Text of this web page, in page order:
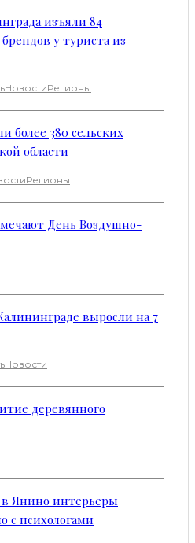
изъяли 84
у туриста из
НовостиРегионы
более 380 сельских
области
Регионы
День Воздушно-
выросли на 7
Новости
деревянного
в Янино интерьеры
с психологами